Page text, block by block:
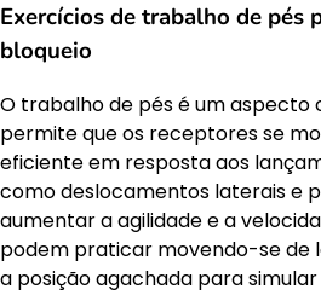
Exercícios de trabalho de pés
bloqueio
O trabalho de pés é um aspecto
permite que os receptores se
eficiente em resposta aos
como deslocamentos laterais e
aumentar a agilidade e a
podem praticar movendo-se de
a posição agachada para